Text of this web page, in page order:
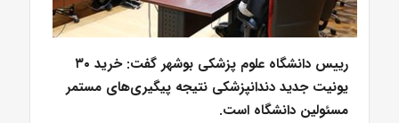
رییس دانشگاه علوم پزشکی بوشهر گفت: خرید ۳۰
یونیت جدید دندانپزشکی نتیجه پیگیری‌های مستمر
مسئولین دانشگاه است.